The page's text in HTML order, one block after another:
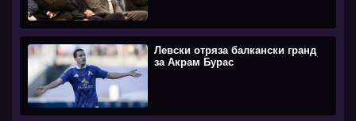
Левски отряза балкански гранд
за Акрам Бурас